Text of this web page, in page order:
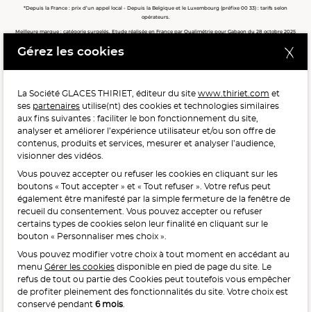
*Depuis la France : prix d’un appel local - Depuis la Belgique et le Luxembourg (préfixe 00 33) : tarifs selon
opérateurs.
Meilleure marque : catégorie surgelés. Etude réalisée en France par Qualimétrie pour Gabaon du 28 octobre 2025
Meilleure chaîne de magasins, Meilleur e-commerçant, Meilleure relation clients : catégorie surgelés. Étude
POUR VOTRE SANTÉ, MANGEZ AU MOINS CINQ FRUITS ET
LÉGUMES PAR JOUR.WWW.MANGERBOUGER.FR
L'abus d'alcool est dangereux pour la santé, à consommer
avec modération.
Interdiction de vente de boissons alcooliques
aux mineurs de moins de 18 ans
Gérez les cookies
La Société GLACES THIRIET, éditeur du site www.thiriet.com et
ses partenaires utilise(nt) des cookies et technologies similaires
aux fins suivantes : faciliter le bon fonctionnement du site,
analyser et améliorer l’expérience utilisateur et/ou son offre de
contenus, produits et services, mesurer et analyser l’audience,
visionner des vidéos.
Vous pouvez accepter ou refuser les cookies en cliquant sur les
boutons « Tout accepter » et « Tout refuser ». Votre refus peut
également être manifesté par la simple fermeture de la fenêtre de
recueil du consentement. Vous pouvez accepter ou refuser
certains types de cookies selon leur finalité en cliquant sur le
bouton « Personnaliser mes choix ».
Vous pouvez modifier votre choix à tout moment en accédant au
menu Gérer les cookies disponible en pied de page du site. Le
refus de tout ou partie des Cookies peut toutefois vous empêcher
de profiter pleinement des fonctionnalités du site. Votre choix est
conservé pendant 6 mois.